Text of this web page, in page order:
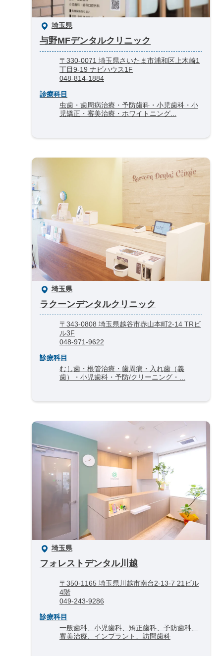
埼玉県
与野MFデンタルクリニック
〒330-0071 埼玉県さいたま市浦和区上木崎1
丁目9-19 ナビハウス1F
048-814-1884
診療科目
虫歯・歯周病治療・予防歯科・小児歯科・小
児矯正・審美治療・ホワイトニング...
埼玉県
ラクーンデンタルクリニック
〒343-0808 埼玉県越谷市赤山本町2-14 TRビ
ル3F
048-971-9622
診療科目
むし歯・根管治療・歯周病・入れ歯（義
歯）・小児歯科・予防/クリーニング・...
埼玉県
フォレストデンタル川越
〒350-1165 埼玉県川越市南台2-13-7 21ビル
4階
049-243-9286
診療科目
一般歯科、小児歯科、矯正歯科、予防歯科、
審美治療、インプラント、訪問歯科